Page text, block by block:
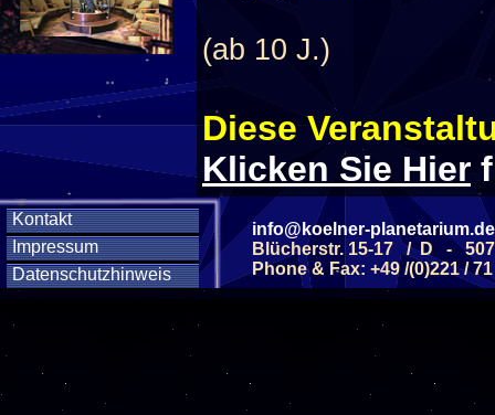
Kontakt
Impressum
Datenschutzhinweis
(ab 10 J.)
Diese
Klicken Sie Hier
Diese
info@koelner-planetarium.de
Blücherstr. 15-17 / D -
Phone & Fax: +49 /(0)221 /